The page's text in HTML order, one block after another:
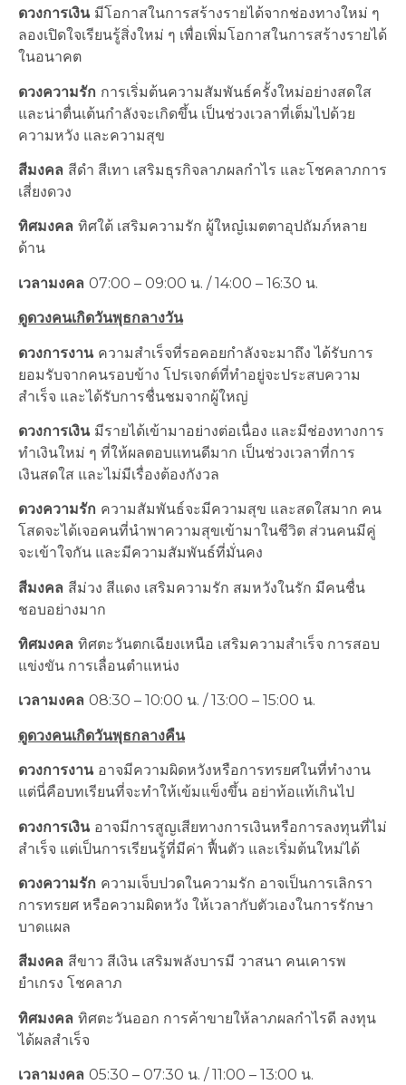
ดวงการเงิน มีโอกาสในการสร้างรายได้จากช่องทางใหม่ ๆ
ลองเปิดใจเรียนรู้สิ่งใหม่ ๆ เพื่อเพิ่มโอกาสในการสร้างรายได้
ในอนาคต
ดวงความรัก การเริ่มต้นความสัมพันธ์ครั้งใหม่อย่างสดใส
และน่าตื่นเต้นกำลังจะเกิดขึ้น เป็นช่วงเวลาที่เต็มไปด้วย
ความหวัง และความสุข
สีมงคล สีดำ สีเทา เสริมธุรกิจลาภผลกำไร และโชคลาภการ
เสี่ยงดวง
ทิศมงคล ทิศใต้ เสริมความรัก ผู้ใหญ๋เมตตาอุปถัมภ์หลาย
ด้าน
เวลามงคล 07:00 – 09:00 น. / 14:00 – 16:30 น.
ดูดวงคนเกิดวันพุธกลางวัน
ดวงการงาน ความสำเร็จที่รอคอยกำลังจะมาถึง ได้รับการ
ยอมรับจากคนรอบข้าง โปรเจกต์ที่ทำอยู่จะประสบความ
สำเร็จ และได้รับการชื่นชมจากผู้ใหญ่
ดวงการเงิน มีรายได้เข้ามาอย่างต่อเนื่อง และมีช่องทางการ
ทำเงินใหม่ ๆ ที่ให้ผลตอบแทนดีมาก เป็นช่วงเวลาที่การ
เงินสดใส และไม่มีเรื่องต้องกังวล
ดวงความรัก ความสัมพันธ์จะมีความสุข และสดใสมาก คน
โสดจะได้เจอคนที่นำพาความสุขเข้ามาในชีวิต ส่วนคนมีคู่
จะเข้าใจกัน และมีความสัมพันธ์ที่มั่นคง
สีมงคล สีม่วง สีแดง เสริมความรัก สมหวังในรัก มีคนชื่น
ชอบอย่างมาก
ทิศมงคล ทิศตะวันตกเฉียงเหนือ เสริมความสำเร็จ การสอบ
แข่งขัน การเลื่อนตำแหน่ง
เวลามงคล 08:30 – 10:00 น. / 13:00 – 15:00 น.
ดูดวงคนเกิดวันพุธกลางคืน
ดวงการงาน อาจมีความผิดหวังหรือการทรยศในที่ทำงาน
แต่นี่คือบทเรียนที่จะทำให้เข้มแข็งขึ้น อย่าท้อแท้เกินไป
ดวงการเงิน อาจมีการสูญเสียทางการเงินหรือการลงทุนที่ไม่
สำเร็จ แต่เป็นการเรียนรู้ที่มีค่า ฟื้นตัว และเริ่มต้นใหม่ได้
ดวงความรัก ความเจ็บปวดในความรัก อาจเป็นการเลิกรา
การทรยศ หรือความผิดหวัง ให้เวลากับตัวเองในการรักษา
บาดแผล
สีมงคล สีขาว สีเงิน เสริมพลังบารมี วาสนา คนเคารพ
ยำเกรง โชคลาภ
ทิศมงคล ทิศตะวันออก การค้าขายให้ลาภผลกำไรดี ลงทุน
ได้ผลสำเร็จ
เวลามงคล 05:30 – 07:30 น. / 11:00 – 13:00 น.